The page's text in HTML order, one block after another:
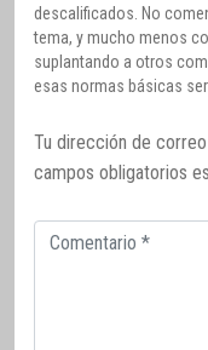
descalificados. No
tema, y mucho menos
suplantando a otros
esas normas básicas
Tu dirección de
campos obligatorios
Comentario